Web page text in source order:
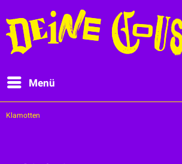
Menü
Klamotten